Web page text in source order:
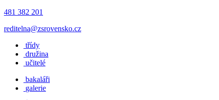
481 382 201
reditelna@zsrovensko.cz
třídy
družina
učitelé
bakaláři
galerie